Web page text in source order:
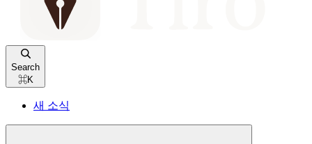
Search
⌘K
새 소식